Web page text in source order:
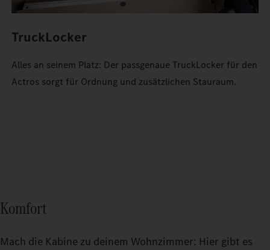
TruckLocker
Alles an seinem Platz: Der passgenaue TruckLocker für den
Actros sorgt für Ordnung und zusätzlichen Stauraum.
Komfort
Mach die Kabine zu deinem Wohnzimmer: Hier gibt es